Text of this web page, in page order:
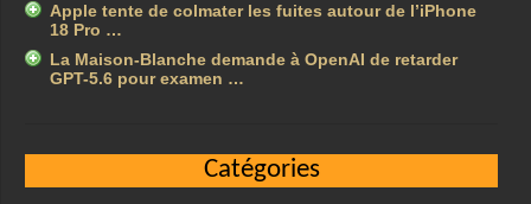
Apple tente de colmater les fuites autour de l’iPhone
18 Pro …
La Maison-Blanche demande à OpenAI de retarder
GPT-5.6 pour examen …
Catégories